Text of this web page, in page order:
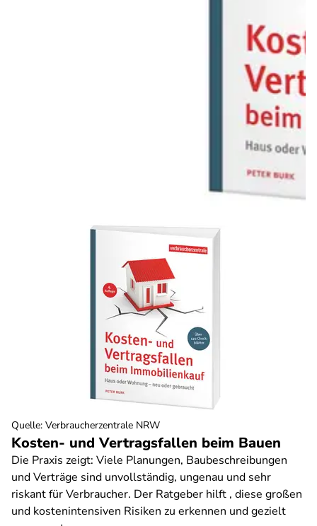
Kosten- und Vertragsfallen beim Bauen
Die Praxis zeigt: Viele Planungen, Baubeschreibungen
und Verträge sind unvollständig, ungenau und sehr
riskant für Verbraucher. Der Ratgeber hilft , diese großen
und kostenintensiven Risiken zu erkennen und gezielt
Quelle: Verbraucherzentrale NRW